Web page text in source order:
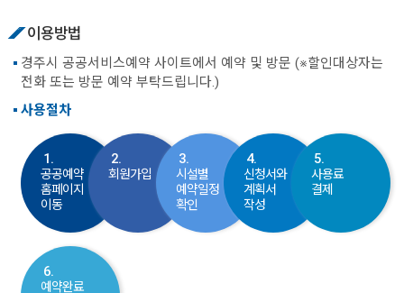
이용방법
경주시 공공서비스예약 사이트에서 예약 및 방문 (※할인대상자는
전화 또는 방문 예약 부탁드립니다.)
사용절차
1.
공공예약
홈페이지
이동
2.
회원가입
3.
시설별
예약일정
확인
4.
신청서와
계획서
작성
5.
사용료
결제
6.
예약완료